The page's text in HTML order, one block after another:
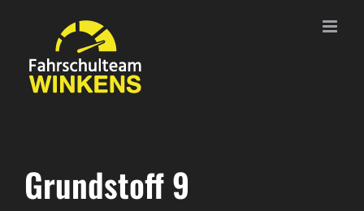
springen
Grundstoff 9